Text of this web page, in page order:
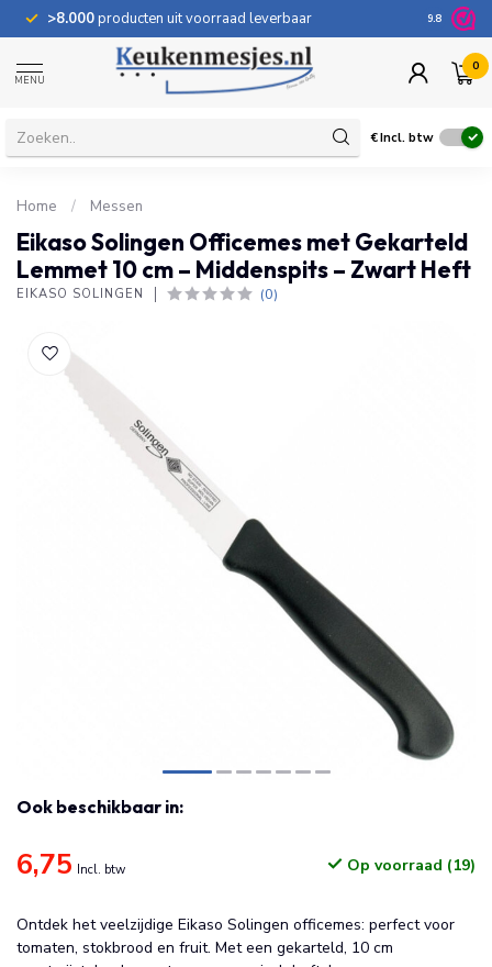
>8.000producten uit voorraad leverbaar 100
9.8
MENU
0
€Incl. btw
Home / Messen
Eikaso Solingen Officemes met Gekarteld
Lemmet 10 cm – Middenspits – Zwart Heft
EIKASO SOLINGEN (0)
Ook beschikbaar in:
6,75 Incl. btw Op voorraad (19)
Ontdek het veelzijdige Eikaso Solingen officemes: perfect voor
tomaten, stokbrood en fruit. Met een gekarteld, 10 cm